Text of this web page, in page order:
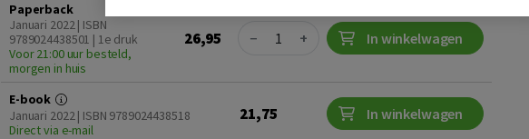
Paperback
Januari 2022 | ISBN
9789024438501 | 1e druk
Voor 21:00 uur besteld,
morgen in huis
26,95 Quantity
− + In winkelwagen
E-book
Januari 2022 | ISBN 9789024438518
Direct via e-mail
21,75 In winkelwagen